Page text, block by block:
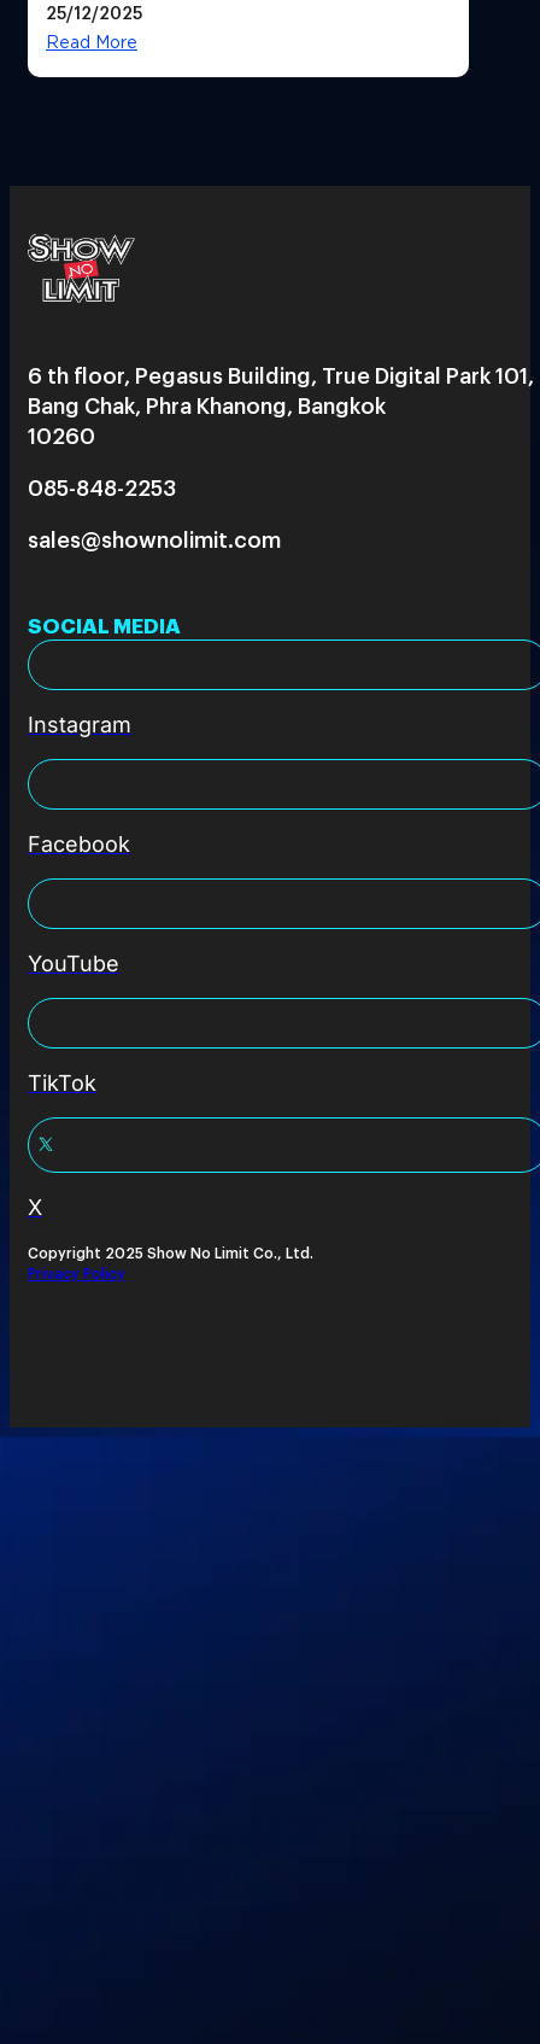
25/12/2025
Read More
6 th floor, Pegasus Building, True Digital Park 101,
Bang Chak, Phra Khanong, Bangkok
10260
085-848-2253
sales@shownolimit.com
SOCIAL MEDIA
Instagram
Facebook
YouTube
TikTok
X
Copyright 2025 Show No Limit Co., Ltd.
Privacy Policy